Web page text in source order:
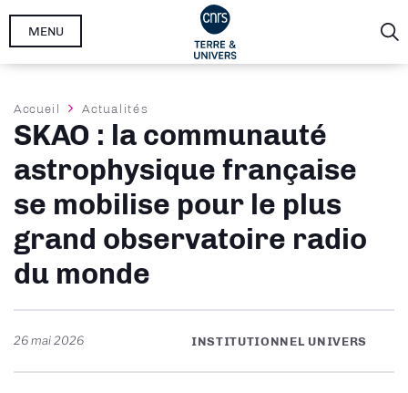
Aller
MENU
Fil
d'Ariane
Accueil Actualités
SKAO : la communauté
astrophysique française
se mobilise pour le plus
grand observatoire radio
du monde
26 mai 2026 INSTITUTIONNEL UNIVERS